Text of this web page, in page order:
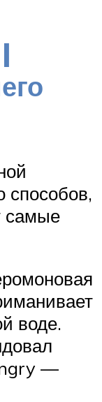
способов,
самые
воде.
—